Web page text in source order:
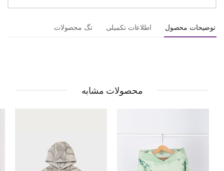
توضیحات محصول اطلاعات تکمیلی تگ محصولات
محصولات مشابه